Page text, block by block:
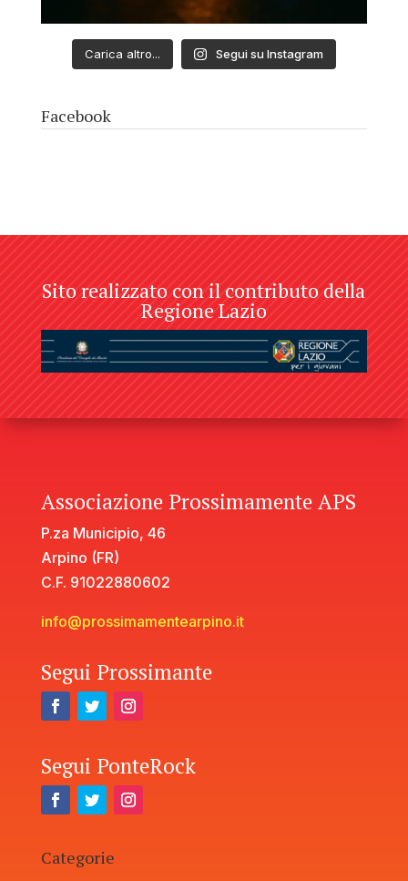
Carica altro... Segui su Instagram
Facebook
Sito realizzato con il contributo della
Regione Lazio
Associazione Prossimamente APS
P.za Municipio, 46
Arpino (FR)
C.F. 91022880602
info@prossimamentearpino.it
Segui Prossimante
Segui PonteRock
Categorie